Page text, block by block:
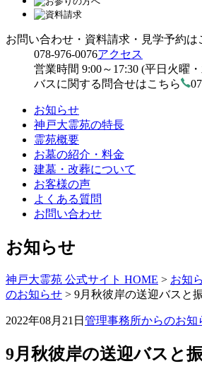
お問い合わせ・資料請求・見学予約は
078-976-0076アクセス
営業時間 9:00～17:30 (平日火曜
バスに関する問合せはこちら
お知らせ
神戸大霊苑の特長
霊苑概要
お墓の紹介・料金
建墓・改葬について
お客様の声
よくある質問
お問い合わせ
お知らせ
神戸大霊苑 公式サイト HOME > お知
のお知らせ > 9月秋彼岸の送迎バスと
2022年08月21日 管理事務所からのお知
9月秋彼岸の送迎バスと